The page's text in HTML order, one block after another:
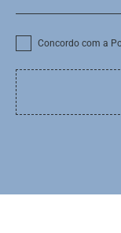
Concordo com a